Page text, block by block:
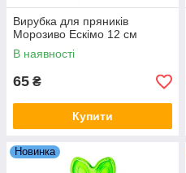
Вирубка для пряників
Морозиво Ескімо 12 см
В наявності
65 ₴
Купити
Новинка